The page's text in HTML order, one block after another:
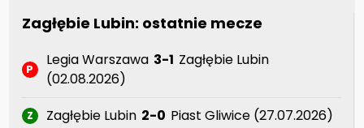
Zagłębie Lubin: ostatnie mecze
P
Legia Warszawa 3-1 Zagłębie Lubin
(02.08.2026)
Z Zagłębie Lubin 2-0 Piast Gliwice (27.07.2026)